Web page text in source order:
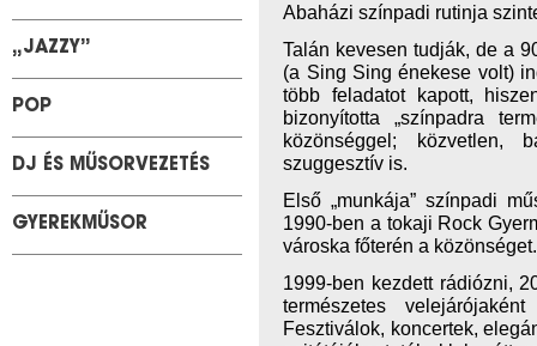
„JAZZY”
POP
DJ ÉS MŰSORVEZETÉS
GYEREKMŰSOR
Abaházi színpadi rutinja
Talán kevesen tudják, de a
(a Sing Sing énekese volt)
több feladatot kapott,
bizonyította „színpadra
közönséggel; közvetlen,
szuggesztív is.
Első „munkája” színpadi
1990-ben a tokaji Rock
városka főterén a közönséget.
1999-ben kezdett rádiózni,
természetes
Fesztiválok, koncertek,